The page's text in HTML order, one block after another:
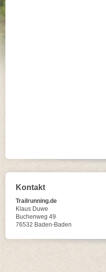
Kontakt
Trailrunning.de
Klaus Duwe
Buchenweg 49
76532 Baden-Baden